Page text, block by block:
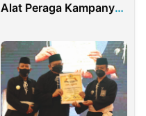
Alat Peraga Kampanye